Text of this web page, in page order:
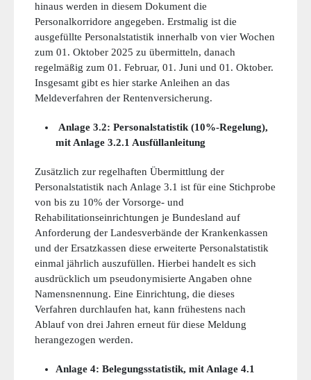
hinaus werden in diesem Dokument die
Personalkorridore angegeben. Erstmalig ist die
ausgefüllte Personalstatistik innerhalb von vier Wochen
zum 01. Oktober 2025 zu übermitteln, danach
regelmäßig zum 01. Februar, 01. Juni und 01. Oktober.
Insgesamt gibt es hier starke Anleihen an das
Meldeverfahren der Rentenversicherung.
Anlage 3.2: Personalstatistik (10%-Regelung),
mit Anlage 3.2.1 Ausfüllanleitung
Zusätzlich zur regelhaften Übermittlung der
Personalstatistik nach Anlage 3.1 ist für eine Stichprobe
von bis zu 10% der Vorsorge- und
Rehabilitationseinrichtungen je Bundesland auf
Anforderung der Landesverbände der Krankenkassen
und der Ersatzkassen diese erweiterte Personalstatistik
einmal jährlich auszufüllen. Hierbei handelt es sich
ausdrücklich um pseudonymisierte Angaben ohne
Namensnennung. Eine Einrichtung, die dieses
Verfahren durchlaufen hat, kann frühestens nach
Ablauf von drei Jahren erneut für diese Meldung
herangezogen werden.
Anlage 4: Belegungsstatistik, mit Anlage 4.1